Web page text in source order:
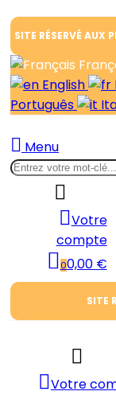
SITE RÉSERVÉ AUX
English
Português
Menu
Votre
compte
00,00 €
SITE
Votre